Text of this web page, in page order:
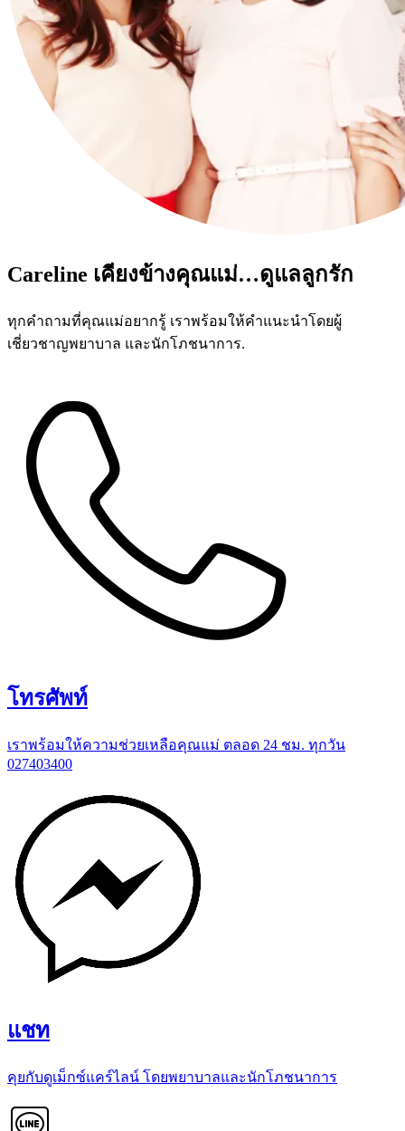
Careline เคียงข้างคุณแม่…ดูแลลูกรัก
ทุกคำถามที่คุณแม่อยากรู้ เราพร้อมให้คำแนะนำโดยผู้
เชี่ยวชาญพยาบาล และนักโภชนาการ.
โทรศัพท์
เราพร้อมให้ความช่วยเหลือคุณแม่ ตลอด 24 ชม. ทุกวัน
027403400
แชท
คุยกับดูเม็กซ์แคร์ไลน์ โดยพยาบาลและนักโภชนาการ